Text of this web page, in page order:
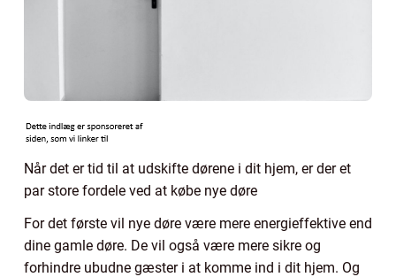
Når det er tid til at udskifte dørene i dit hjem, er der et
par store fordele ved at købe nye døre
For det første vil nye døre være mere energieffektive end
dine gamle døre. De vil også være mere sikre og
forhindre ubudne gæster i at komme ind i dit hjem. Og